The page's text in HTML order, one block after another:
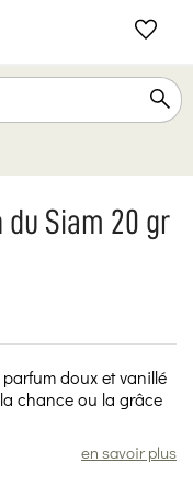
Siam 20 gr
doux et vanillé
chance ou la grâce
en savoir plus